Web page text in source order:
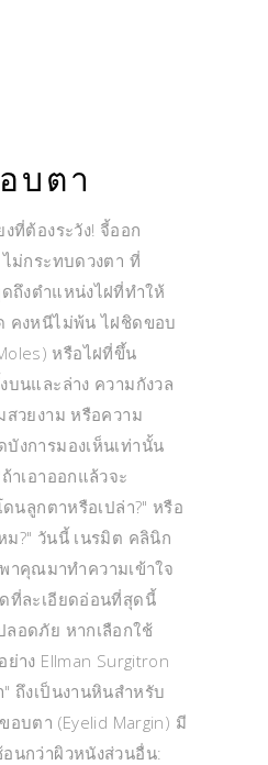
บตา
ที่ต้องระวัง! จี้ออก
ม่กระทบดวงตา ที่
ถึงตำแหน่งไฝที่ทำให้
คงหนีไม่พ้น ไฝชิดขอบ
หรือไฝที่ขึ้น
นและล่าง ความกังวล
สวยงาม หรือความ
งการมองเห็นเท่านั้น
าเอาออกแล้วจะ
นลูกตาหรือเปล่า?" หรือ
?" วันนี้ เนรมิต คลินิก
าคุณมาทำความเข้าใจ
ที่ละเอียดอ่อนที่สุดนี้
ลอดภัย หากเลือกใช้
าง Ellman Surgitron
ถึงเป็นงานหินสำหรับ
บตา (Eyelid Margin) มี
นกว่าผิวหนังส่วนอื่น: